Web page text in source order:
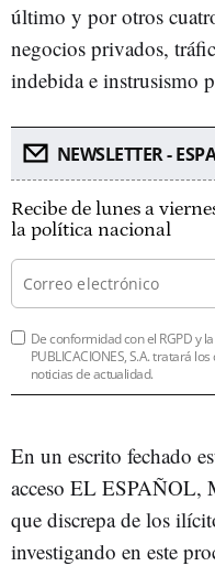
último y por otros
negocios privados,
indebida e instrusismo
NEWSLETTER -
Recibe de lunes a
la política nacional
De conformidad con el RGPD y la
PUBLICACIONES, S.A. tratará
noticias de actualidad.
En un escrito fechado
acceso EL ESPAÑOL,
que discrepa de los
investigando en este